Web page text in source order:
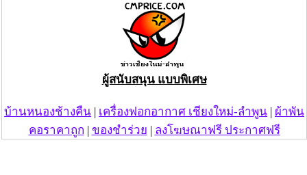
ผู้สนับสนุน แบบพิเศษ
บ้านหนองช้างคืน | เครื่องฟอกอากาศ เชียงใหม่-ลำพูน | ผ้าพัน
คอราคาถูก | ของชำร่วย | ลงโฆษณาฟรี ประกาศฟรี